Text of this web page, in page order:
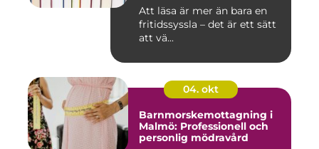
Att läsa är mer än bara en
fritidssyssla – det är ett sätt
att vä...
04. okt
Barnmorskemottagning i
Malmö: Professionell och
personlig mödravård